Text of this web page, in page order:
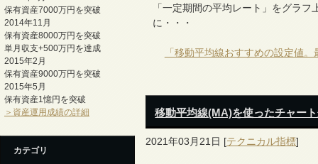
「一定期間の平均レート」をグラ
に・・・
「移動平均線おすすめの設定値
移動平均線(MA)を使ったチャー
2021年03月21日 [テクニカル指標]
保有資産7000万円を突破
2014年11月
保有資産8000万円を突破
単月収支+500万円を達成
2015年2月
保有資産9000万円を突破
2015年5月
保有資産1憶円を突破
＞資産運用成績の詳細
カテゴリ